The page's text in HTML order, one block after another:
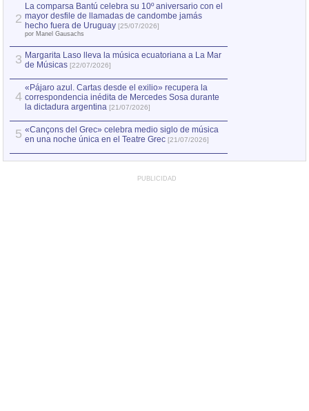
2
La comparsa Bantú celebra su 10º aniversario con el
mayor desfile de llamadas de candombe jamás
hecho fuera de Uruguay [25/07/2026]
por Manel Gausachs
3 Margarita Laso lleva la música ecuatoriana a La Mar
de Músicas [22/07/2026]
4
«Pájaro azul. Cartas desde el exilio» recupera la
correspondencia inédita de Mercedes Sosa durante
la dictadura argentina [21/07/2026]
5 «Cançons del Grec» celebra medio siglo de música
en una noche única en el Teatre Grec [21/07/2026]
PUBLICIDAD